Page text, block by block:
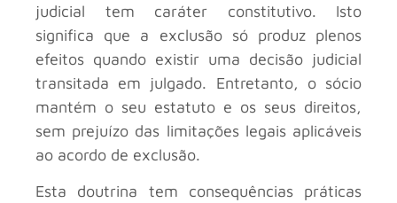
judicial tem caráter constitutivo. Isto
significa que a exclusão só produz plenos
efeitos quando existir uma decisão judicial
transitada em julgado. Entretanto, o sócio
mantém o seu estatuto e os seus direitos,
sem prejuízo das limitações legais aplicáveis
ao acordo de exclusão.
Esta doutrina tem consequências práticas